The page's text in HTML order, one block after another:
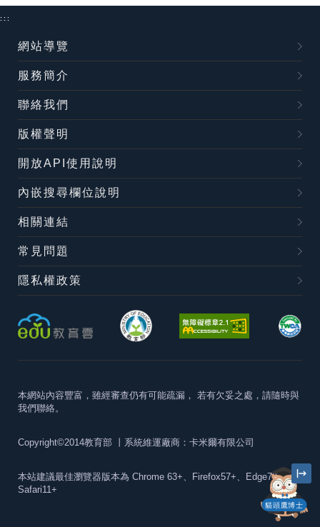
貓頭鷹博士
:::
網站導覽
服務簡介
聯絡我們
版權聲明
開放API使用說明
內嵌搜尋欄位說明
相關連結
常見問題
隱私權政策
本網站內容豐富，雖經審查仍有可能疏漏， 若有欠妥之處，請隨時與
我們聯絡。
Copyright©2014教育部 丨系統維運廠商：卡米爾有限公司
本站建議最佳瀏覽器版本為 Chrome 63+、Firefox57+、Edge79+及
Safari11+